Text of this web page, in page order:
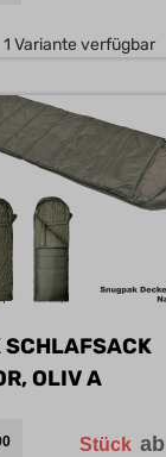
1 Variante verfügbar
SCHLAFSACK
NAVIGATOR, OLIV A
Stück ab